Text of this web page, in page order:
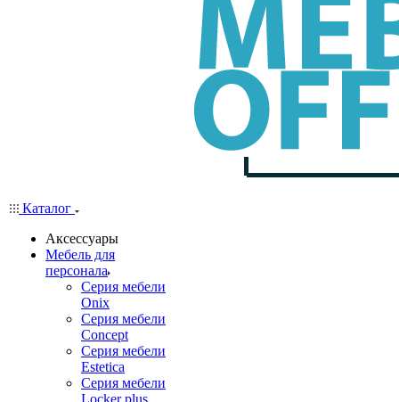
Каталог
Аксессуары
Мебель для
персонала
Серия мебели
Onix
Серия мебели
Concept
Серия мебели
Estetica
Серия мебели
Locker plus